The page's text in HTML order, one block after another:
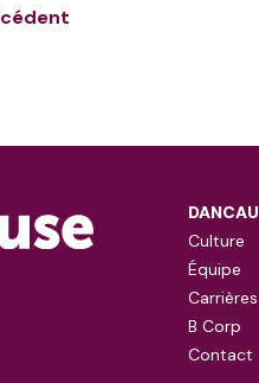
Culture
Équipe
Carrières
B Corp
Contact